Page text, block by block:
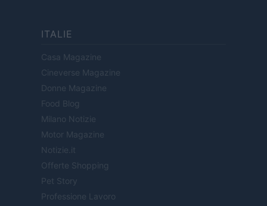
ITALIE
Casa Magazine
Cineverse Magazine
Donne Magazine
Food Blog
Milano Notizie
Motor Magazine
Notizie.it
Offerte Shopping
Pet Story
Professione Lavoro